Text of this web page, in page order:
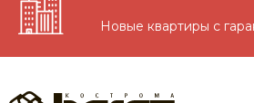
Новые квартиры с